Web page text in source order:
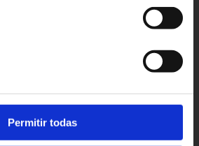
Permitir todas
T. 964 35 96 00